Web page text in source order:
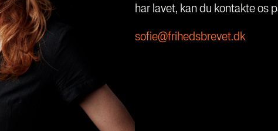
har lavet, kan du kontakte os
sofie@frihedsbrevet.dk